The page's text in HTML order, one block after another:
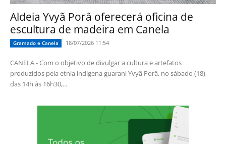
Aldeia Yvyã Porâ oferecerá oficina de
escultura de madeira em Canela
Gramado e Canela 18/07/2026 11:54
CANELA - Com o objetivo de divulgar a cultura e artefatos
produzidos pela etnia indígena guarani Yvyã Porâ, no sábado (18),
das 14h às 16h30,...